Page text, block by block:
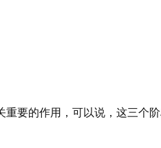
要的作用，可以说，这三个